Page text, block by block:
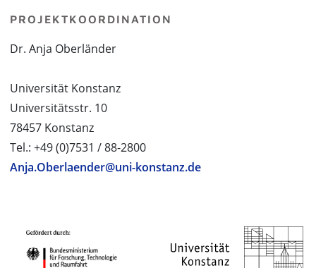
PROJEKTKOORDINATION
Dr. Anja Oberländer
Universität Konstanz
Universitätsstr. 10
78457 Konstanz
Tel.: +49 (0)7531 / 88-2800
Anja.Oberlaender@uni-konstanz.de